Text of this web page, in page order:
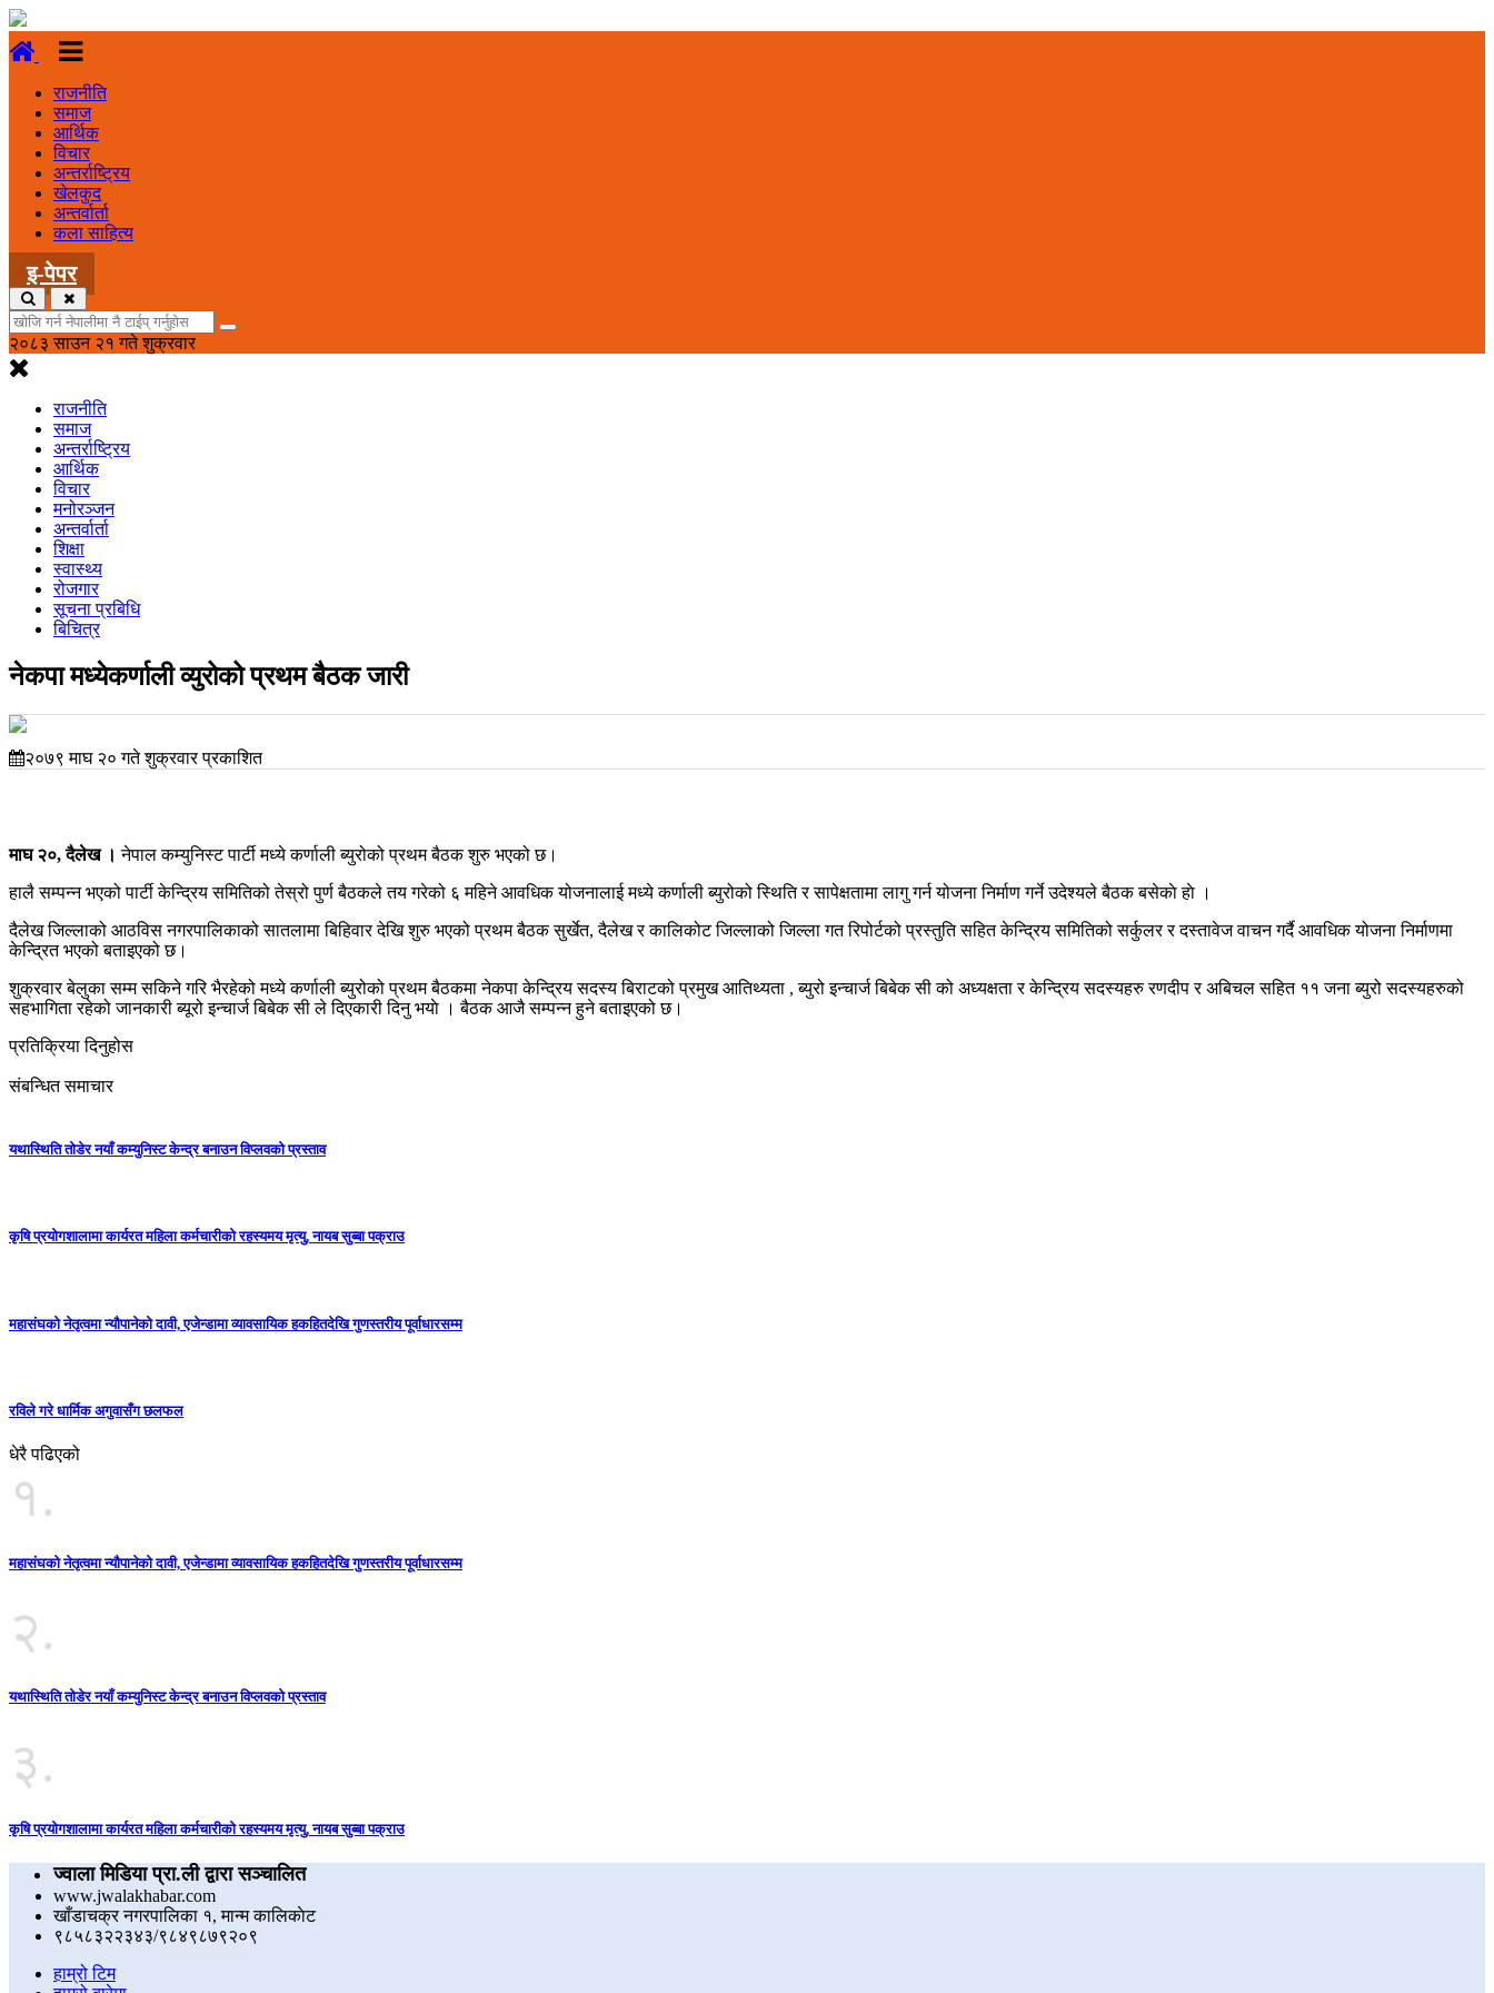
राजनीति
समाज
आर्थिक
विचार
अन्तर्राष्ट्रिय
खेलकुद
अन्तर्वार्ता
कला साहित्य
इ-पेपर
२०८३ साउन २१ गते शुक्रवार
राजनीति
समाज
अन्तर्राष्ट्रिय
आर्थिक
विचार
मनोरञ्जन
अन्तर्वार्ता
शिक्षा
स्वास्थ्य
रोजगार
सूचना प्रबिधि
बिचित्र
नेकपा मध्येकर्णाली व्युरोको प्रथम बैठक जारी
२०७९ माघ २० गते शुक्रवार प्रकाशित
माघ २०, दैलेख । नेपाल कम्युनिस्ट पार्टी मध्ये कर्णाली ब्युरोको प्रथम बैठक शुरु भएको छ।
हालै सम्पन्न भएको पार्टी केन्द्रिय समितिको तेस्रो पुर्ण बैठकले तय गरेको ६ महिने आवधिक योजनालाई मध्ये कर्णाली ब्युरोको स्थिति र सापेक्षतामा लागु गर्न योजना निर्माण गर्ने उदेश्यले बैठक बसेकाे हाे ।
दैलेख जिल्लाको आठविस नगरपालिकाको सातलामा बिहिवार देखि शुरु भएको प्रथम बैठक सुर्खेत, दैलेख र कालिकोट जिल्लाको जिल्ला गत रिपोर्टको प्रस्तुति सहित केन्द्रिय समितिको सर्कुलर र दस्तावेज वाचन गर्दै आवधिक योजना निर्माणमा
केन्द्रित भएको बताइएको छ।
शुक्रवार बेलुका सम्म सकिने गरि भैरहेको मध्ये कर्णाली ब्युरोको प्रथम बैठकमा नेकपा केन्द्रिय सदस्य बिराटको प्रमुख आतिथ्यता , ब्युरो इन्चार्ज बिबेक सी को अध्यक्षता र केन्द्रिय सदस्यहरु रणदीप र अबिचल सहित ११ जना ब्युरो सदस्यहरुको
सहभागिता रहेको जानकारी ब्यूरो इन्चार्ज बिबेक सी ले दिएकारी दिनु भयाे । बैठक आजै सम्पन्न हुने बताइएको छ।
प्रतिक्रिया दिनुहोस
संबन्धित समाचार
यथास्थिति तोडेर नयाँ कम्युनिस्ट केन्द्र बनाउन विप्लवको प्रस्ताव
कृषि प्रयोगशालामा कार्यरत महिला कर्मचारीको रहस्यमय मृत्यु, नायब सुब्बा पक्राउ
महासंघको नेतृत्वमा न्यौपानेको दावी, एजेन्डामा व्यावसायिक हकहितदेखि गुणस्तरीय पूर्वाधारसम्म
रविले गरे धार्मिक अगुवासँग छलफल
धेरै पढिएको
१.
महासंघको नेतृत्वमा न्यौपानेको दावी, एजेन्डामा व्यावसायिक हकहितदेखि गुणस्तरीय पूर्वाधारसम्म
२.
यथास्थिति तोडेर नयाँ कम्युनिस्ट केन्द्र बनाउन विप्लवको प्रस्ताव
३.
कृषि प्रयोगशालामा कार्यरत महिला कर्मचारीको रहस्यमय मृत्यु, नायब सुब्बा पक्राउ
ज्वाला मिडिया प्रा.ली द्वारा सञ्चालित
www.jwalakhabar.com
खाँडाचक्र नगरपालिका १, मान्म कालिकाेट
९८५८३२२३४३/९८४९८७९२०९
हाम्रो टिम